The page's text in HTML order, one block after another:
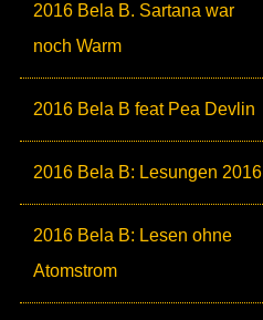
2016 Bela B. Sartana war
noch Warm
2016 Bela B feat Pea Devlin
2016 Bela B: Lesungen 2016
2016 Bela B: Lesen ohne
Atomstrom